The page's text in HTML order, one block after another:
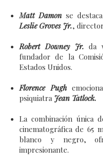
Matt Damonse
Leslie Groves Jr.,
Robert Downey Jr. da
fundador de la
Estados Unidos.
Florence Pugh
psiquiatra Jean Tatlock.
La combinación única
cinematográfica de 65
blanco y negro,
impresionante.